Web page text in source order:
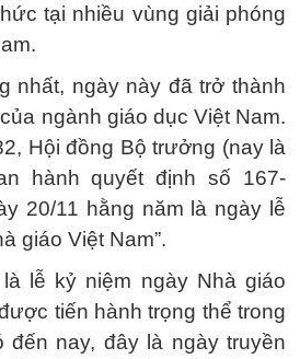
tại nhiều vùng giải phóng
nhất, ngày này đã trở thành
ngành giáo dục Việt Nam.
Hội đồng Bộ trưởng (nay là
hành quyết định số 167-
20/11 hằng năm là ngày lễ
giáo Việt Nam”.
là lễ kỷ niệm ngày Nhà giáo
tiến hành trọng thể trong
nay, đây là ngày truyền